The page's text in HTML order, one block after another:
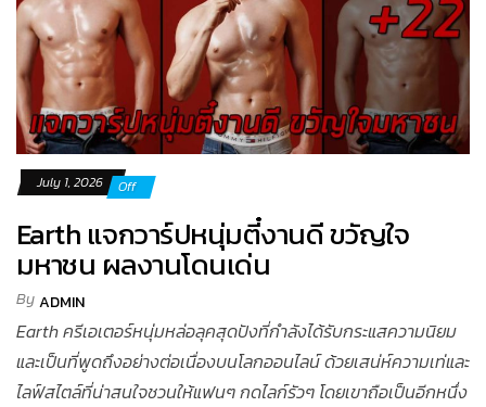
July 1, 2026 Off
Earth แจกวาร์ปหนุ่มตี๋งานดี ขวัญใจ
มหาชน ผลงานโดนเด่น
ByADMIN
Earth ครีเอเตอร์หนุ่มหล่อลุคสุดปังที่กำลังได้รับกระแสความนิยม
และเป็นที่พูดถึงอย่างต่อเนื่องบนโลกออนไลน์ ด้วยเสน่ห์ความเท่และ
ไลฟ์สไตล์ที่น่าสนใจชวนให้แฟนๆ กดไลก์รัวๆ โดยเขาถือเป็นอีกหนึ่ง